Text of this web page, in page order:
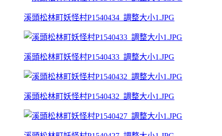
溪頭松林町妖怪村P1540434_調整大小1.JPG
溪頭松林町妖怪村P1540433_調整大小1.JPG
溪頭松林町妖怪村P1540432_調整大小1.JPG